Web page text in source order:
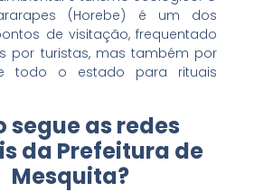
(Horebe) é um dos
de visitação, frequentado
por turistas, mas também por
todo o estado para rituais
segue as redes
da Prefeitura de
Mesquita?